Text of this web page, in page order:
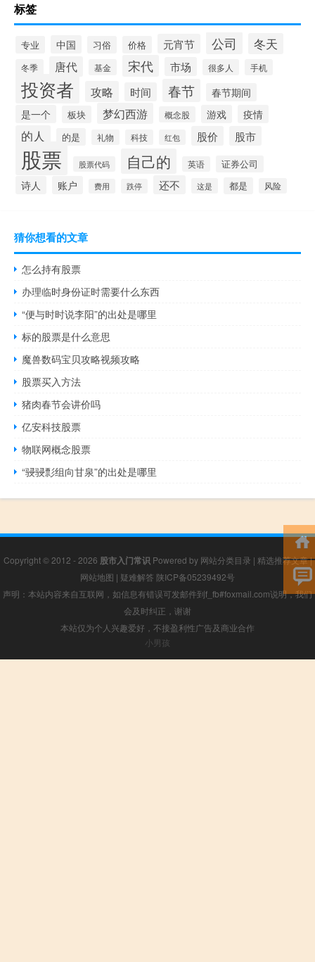
标签
专业 中国 习俗 价格 元宵节 公司 冬天
冬季 唐代 基金 宋代 市场 很多人 手机
投资者 攻略 时间 春节
春节期间
是一个
板块 梦幻西游 概念股 游戏 疫情
的人 的是 礼物 科技 红包 股价 股市
股票 股票代码 自己的 英语 证券公司
诗人 账户 费用 跌停 还不 这是 都是 风险
猜你想看的文章
怎么持有股票
办理临时身份证时需要什么东西
“便与时时说李阳”的出处是哪里
标的股票是什么意思
魔兽数码宝贝攻略视频攻略
股票买入方法
猪肉春节会讲价吗
亿安科技股票
物联网概念股票
“骎骎彯组向甘泉”的出处是哪里
Copyright © 2012 - 2026 股市入门常识 Powered by 网站分类目录 | 精选推荐文章|
网站地图 | 疑难解答 陕ICP备05239492号
声明：本站内容来自互联网，如信息有错误可发邮件到f_fb#foxmail.com说明，我们
会及时纠正，谢谢
本站仅为个人兴趣爱好，不接盈利性广告及商业合作
小男孩